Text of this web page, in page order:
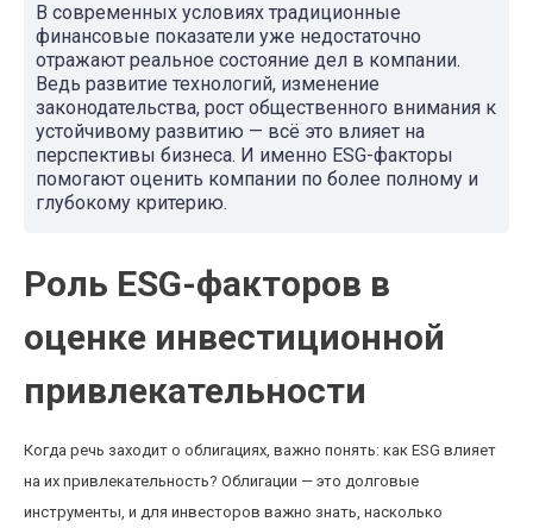
В современных условиях традиционные
финансовые показатели уже недостаточно
отражают реальное состояние дел в компании.
Ведь развитие технологий, изменение
законодательства, рост общественного внимания к
устойчивому развитию — всё это влияет на
перспективы бизнеса. И именно ESG-факторы
помогают оценить компании по более полному и
глубокому критерию.
Роль ESG-факторов в
оценке инвестиционной
привлекательности
Когда речь заходит о облигациях, важно понять: как ESG влияет
на их привлекательность? Облигации — это долговые
инструменты, и для инвесторов важно знать, насколько